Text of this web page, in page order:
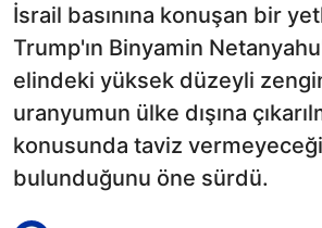
İsrail basınına konuşan bir
Trump'ın Binyamin
elindeki yüksek düzeyli
uranyumun ülke dışına
konusunda taviz
bulunduğunu öne sürdü.